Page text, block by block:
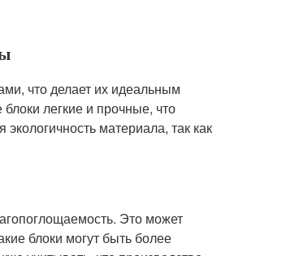
что делает их идеальным
легкие и прочные, что
материала, так как
Это может
блоки могут быть более